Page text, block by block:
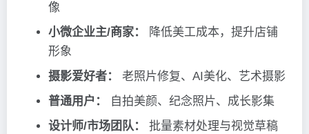
像
小微企业主/商家：
降低美工成本，提升店铺
形象
摄影爱好者：
老照片修复、AI美化、艺术摄影
普通用户：
自拍美颜、纪念照片、成长影集
设计师/市场团队：
批量素材处理与视觉草稿